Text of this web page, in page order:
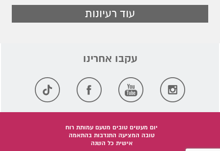
עוד רעיונות
יום מעשים טובים מטעם עמותת רוח
טובה המציעה התנדבות בהתאמה
אישית כל השנה